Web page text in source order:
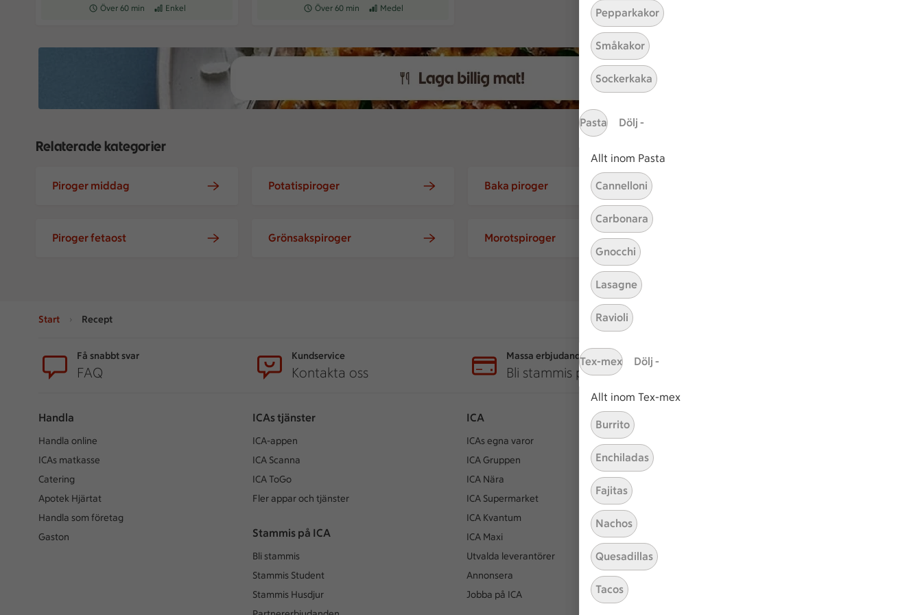
Pepparkakor
Småkakor
Sockerkaka
Pasta Dölj -
Allt inom Pasta
Cannelloni
Carbonara
Gnocchi
Lasagne
Ravioli
Tex-mex Dölj -
Allt inom Tex-mex
Burrito
Enchiladas
Fajitas
Nachos
Quesadillas
Tacos
Receptet tar Över 60 min att tillaga
Över 60 min Receptet har Enkel svårighetsgrad
Enkel Receptet tar Över 60 min att tillaga
Över 60 min Receptet har Medel svårighetsgrad
Medel
Relaterade kategorier
Piroger middag Potatispiroger Baka piroger
Piroger fetaost Grönsakspiroger Morotspiroger
Start Recept
Få snabbt svar
FAQ
Kundservice
Kontakta oss
Massa erbjudanden
Bli stammis på ICA
Handla
Handla online
ICAs matkasse
Catering
Apotek Hjärtat
Handla som företag
Gaston
ICAs tjänster
ICA-appen
ICA Scanna
ICA ToGo
Fler appar och tjänster
Stammis på ICA
Bli stammis
Stammis Student
Stammis Husdjur
ICA
ICAs egna varor
ICA Gruppen
ICA Nära
ICA Supermarket
ICA Kvantum
ICA Maxi
Utvalda leverantörer
Annonsera
Jobba på ICA